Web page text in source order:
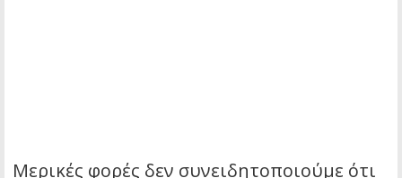
Μερικές φορές δεν συνειδητοποιούμε ότι